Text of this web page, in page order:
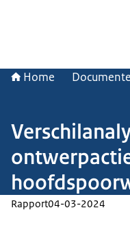
Home
Rapport04-03-2024